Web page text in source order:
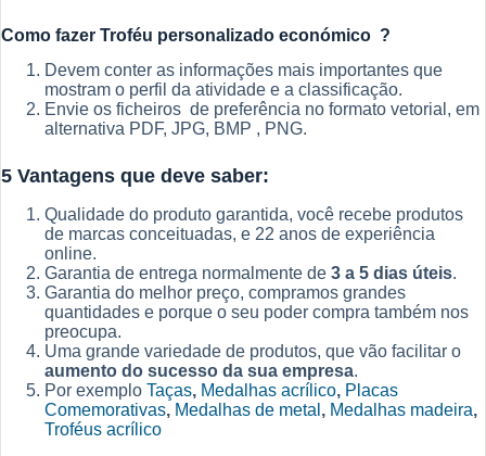
Como fazer Troféu personalizado económico ?
Devem conter as informações mais importantes que
mostram o perfil da atividade e a classificação.
Envie os ficheiros de preferência no formato vetorial, em
alternativa PDF, JPG, BMP , PNG.
5 Vantagens que deve saber:
Qualidade do produto garantida, você recebe produtos
de marcas conceituadas, e 22 anos de experiência
online.
Garantia de entrega normalmente de 3 a 5 dias úteis.
Garantia do melhor preço, compramos grandes
quantidades e porque o seu poder compra também nos
preocupa.
Uma grande variedade de produtos, que vão facilitar o
aumento do sucesso da sua empresa.
Por exemplo Taças, Medalhas acrílico, Placas
Comemorativas, Medalhas de metal , Medalhas madeira,
Troféus acrílico